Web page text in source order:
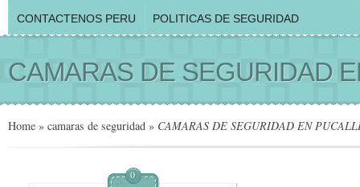
CONTACTENOS PERU POLITICAS DE SEGURIDAD
CAMARAS DE SEGURIDAD
Home » camaras de seguridad » CAMARAS DE SEGURIDAD EN
0